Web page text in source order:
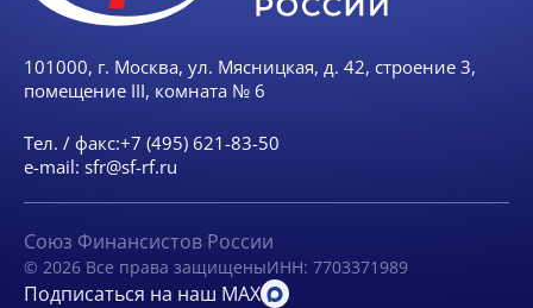
101000, г. Москва, ул. Мясницкая, д. 42, строение 3,
помещение III, комната № 6
Тел. / факс:+7 (495) 621-83-50
e-mail: sfr@sf-rf.ru
Союз Финансистов России
© 2026 Все права защищеныИНН: 7703371989
Подписаться на наш MAX